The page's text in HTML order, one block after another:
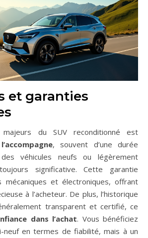
et garanties
du SUV reconditionné est
, souvent d’une durée
véhicules neufs ou légèrement
significative. Cette garantie
mécaniques et électroniques, offrant
à l’acheteur. De plus, l’historique
transparent et certifié, ce
dans l’achat. Vous bénéficiez
neuf en termes de fiabilité, mais à un